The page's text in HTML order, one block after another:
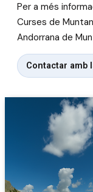
Per a més
Curses de
Andorrana de
Contactar amb